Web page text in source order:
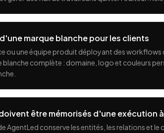
marque blanche pour les clients
ou une équipe produit déployant des
complète : domaine, logo et couleurs
être mémorisés d'une exécution
AgentLed conserve les entités, les relations et